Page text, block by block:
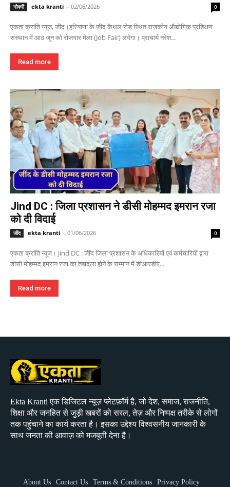
नौकरी ekta kranti - 02/06/2026 0
एकता क्रांति न्यूज, जींद।हरियाणा के जींद कैथल रोड स्थित राजकीय औद्योगिक प्रशिक्षण
संस्थान में आठ जून को रोजगार मेला (Job Fair) लगेगा। प्राचार्य नरेश...
Read more
Jind DC : जिला प्रशासन ने डीसी मोहम्मद इमरान रजा
को दी विदाई
जींद ekta kranti - 01/06/2026 0
एकता क्रांति न्यूज। Jind DC : जींद जिला प्रशासन के अधिकारियों एवं कर्मचारियों द्वारा
डीसी मोहम्मद इमरान रजा का तबादला होने के सम्मान में डीआरडीए...
Read more
Ekta Kranti एक डिजिटल न्यूज़ प्लेटफ़ॉर्म है, जो देश, समाज, राजनीति,
शिक्षा और जनहित से जुड़ी खबरों को सरल, तेज़ और निष्पक्ष तरीके से लोगों
तक पहुंचाने का कार्य करता है। इसका उद्देश्य विश्वसनीय जानकारी के
साथ जनता की आवाज़ को मजबूती देना है।
About Us Contact Us Terms & Conditions
Privacy Policy